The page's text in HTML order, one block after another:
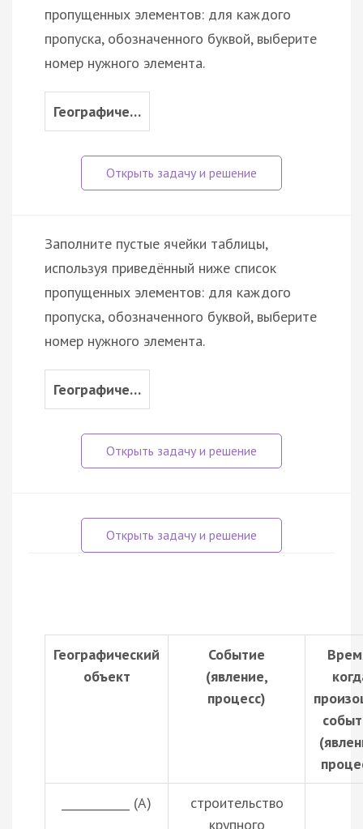
пропущенных элементов: для каждого
пропуска, обозначенного буквой, выберите
номер нужного элемента.
Географиче…
Заполните пустые ячейки таблицы,
используя приведённый ниже список
пропущенных элементов: для каждого
пропуска, обозначенного буквой, выберите
номер нужного элемента.
Географиче…
Географический
объект
Событие
(явление,
процесс)
____________ (А)
строительство
крупного